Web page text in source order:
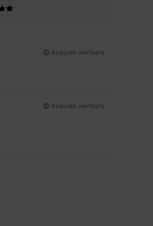
Acquisto verificato
Acquisto verificato